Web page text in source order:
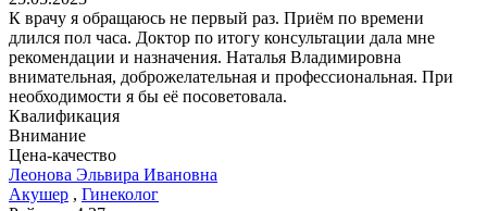
К врачу я обращаюсь не первый раз. Приём по времени
длился пол часа. Доктор по итогу консультации дала мне
рекомендации и назначения. Наталья Владимировна
внимательная, доброжелательная и профессиональная. При
необходимости я бы её посоветовала.
Квалификация
Внимание
Цена-качество
Леонова Эльвира Ивановна
Акушер , Гинеколог